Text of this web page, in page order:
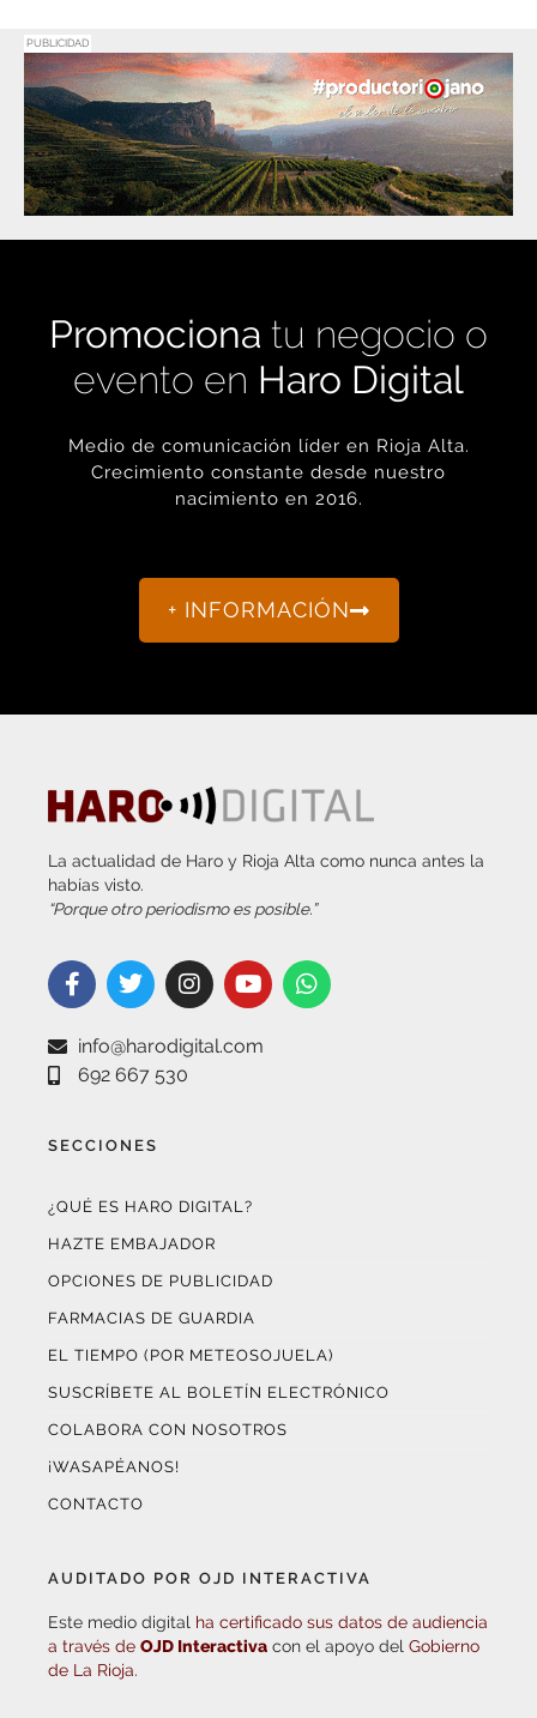
PUBLICIDAD
Promociona tu negocio o
evento en Haro Digital
Medio de comunicación líder en Rioja Alta.
Crecimiento constante desde nuestro
nacimiento en 2016.
+ INFORMACIÓN
La actualidad de Haro y Rioja Alta como nunca antes la
habías visto.
“Porque otro periodismo es posible.”
info@harodigital.com
692 667 530
SECCIONES
¿QUÉ ES HARO DIGITAL?
HAZTE EMBAJADOR
OPCIONES DE PUBLICIDAD
FARMACIAS DE GUARDIA
EL TIEMPO (POR METEOSOJUELA)
SUSCRÍBETE AL BOLETÍN ELECTRÓNICO
COLABORA CON NOSOTROS
¡WASAPÉANOS!
CONTACTO
AUDITADO POR OJD INTERACTIVA
Este medio digital ha certificado sus datos de audiencia
a través de OJD Interactiva con el apoyo del Gobierno
de La Rioja.